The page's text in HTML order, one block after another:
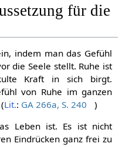
für die
indem man das Gefühl
die Seele stellt. Ruhe ist
Kraft in sich birgt.
von Ruhe im ganzen
Lit.: GA 266a, S. 240
)
Leben ist. Es ist nicht
Eindrücken ganz frei zu